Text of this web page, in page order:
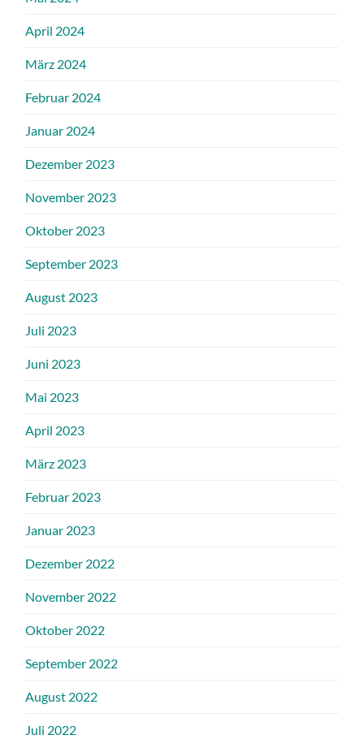
April 2024
März 2024
Februar 2024
Januar 2024
Dezember 2023
November 2023
Oktober 2023
September 2023
August 2023
Juli 2023
Juni 2023
Mai 2023
April 2023
März 2023
Februar 2023
Januar 2023
Dezember 2022
November 2022
Oktober 2022
September 2022
August 2022
Juli 2022